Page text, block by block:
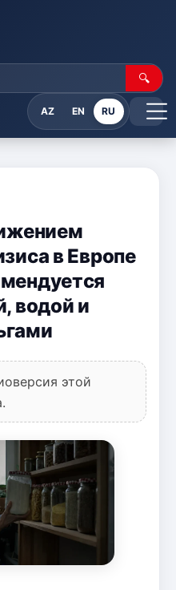
🔍
AZ EN RU
в Европе
водой и
этой